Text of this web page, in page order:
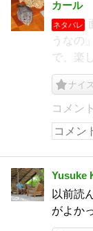
カール
ネタバレ
うなの
で、楽
ナイス
コメン
Yusuke
以前読
がよか